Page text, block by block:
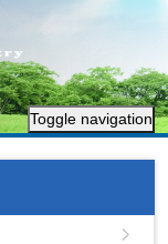
Toggle navigation